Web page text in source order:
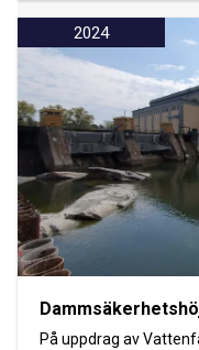
2024
På uppdrag av